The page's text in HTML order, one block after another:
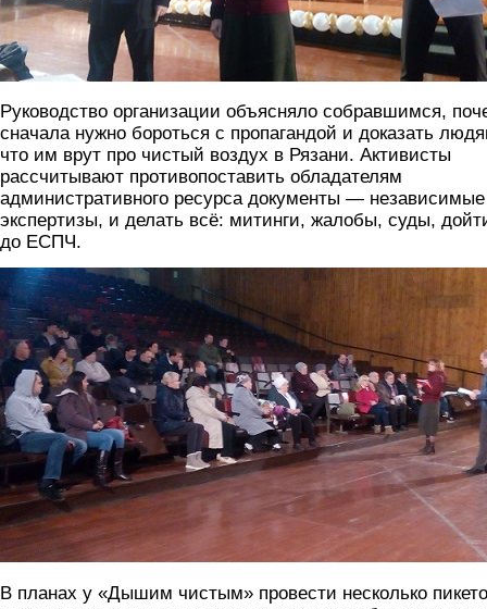
Руководство организации объясняло собравшимся,
сначала нужно бороться с пропагандой и доказать
что им врут про чистый воздух в Рязани. Активисты
рассчитывают противопоставить обладателям
административного ресурса документы — независимые
экспертизы, и делать всё: митинги, жалобы, суды,
до ЕСПЧ.
img_20191109_151622.jpg
В планах у «Дышим чистым» провести несколько